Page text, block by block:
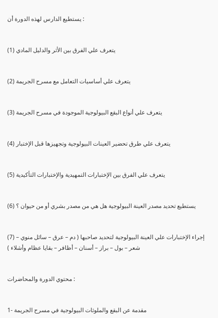
يستطيع الدارس لهذه الدورة أن :
(1) يتعرف علي الفرق بين الأثر والدليل المادي
(2) يتعرف علي أساسيات التعامل مع مسرح الجريمة
(3) يتعرف علي أنواع البقع البيولوجية الموجودة في مسرح الجريمة
(4) يتعرف علي طرق تحضير العينات البيولوجية وتجهيزها قبل الإختبار
(5) يتعرف علي الفرق بين الإختبارات التمهيدية والإختبارات التأكيدية
(6) يستطيع تحديد مصدر العينة البيولوجية هل هي من مصدر بشري أو من حيوان ؟
(7) إجراء الإختبارات علي العينة البيولوجية لتحديد صاحبها ( دم – عرق – سائل منوي –
شعر – بول – براز – أسنان – أظافر – بقايا عظام وأشلاء )
محتوي الدورة والمحاضرات :
1- مقدمة عن البقع والملوثات البيولوجية في مسرح الجريمة